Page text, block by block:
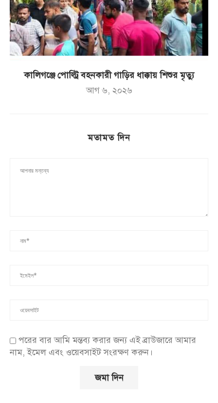
কালিগঞ্জে পোল্ট্রি বহনকারী গাড়ির ধাক্কায় শিশুর মৃত্যু
আগ ৬, ২০২৬
মতামত দিন
পরের বার আমি মন্তব্য করার জন্য এই ব্রাউজারে আমার
নাম, ইমেল এবং ওয়েবসাইট সংরক্ষণ করুন।